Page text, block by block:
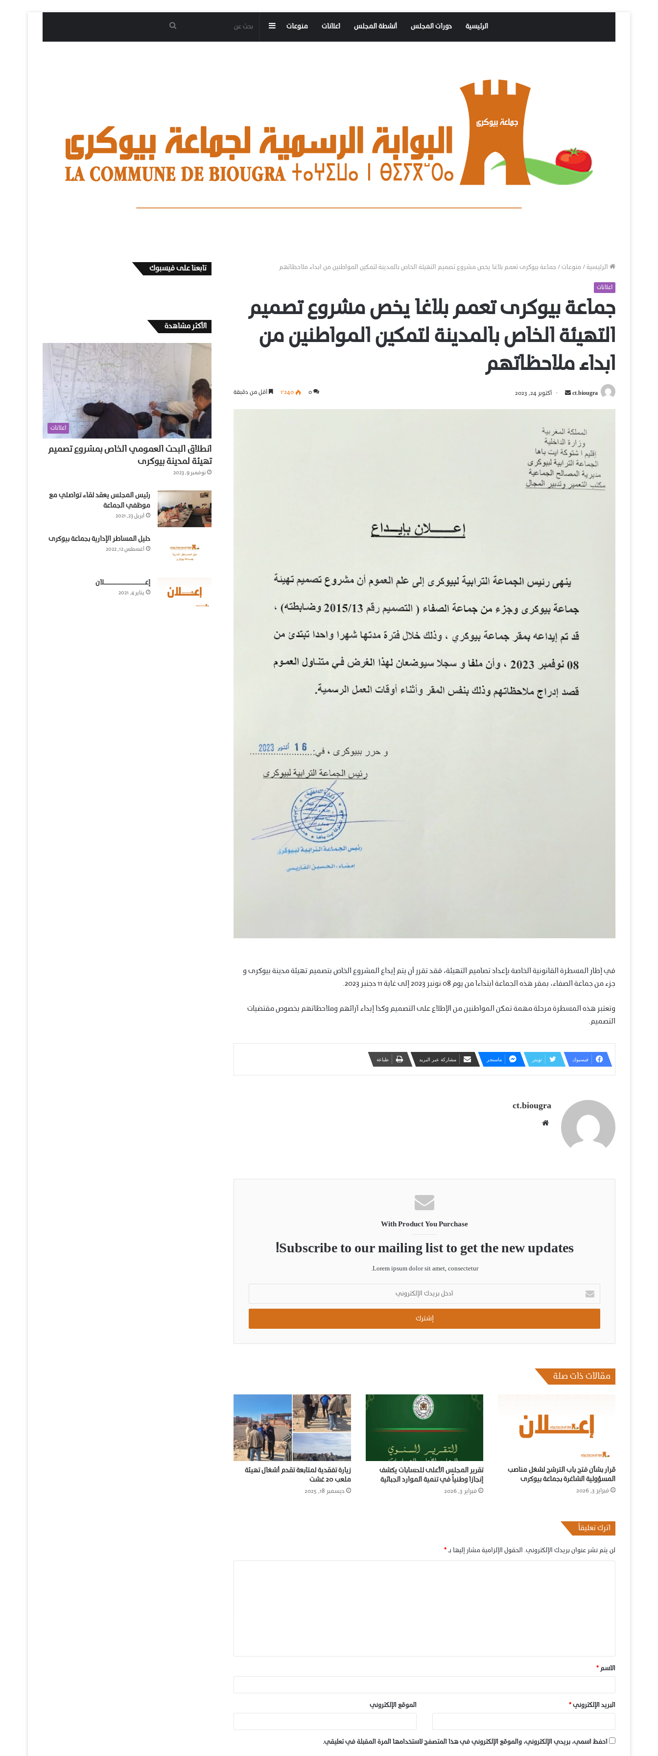
الرئيسية دورات المجلس أنشطة المجلس اعلانات منوعات بحث إضافة
الرئيسية / منوعات / جماعة بيوكرى تعمم بلاغا يخص مشروع تصميم التهيئة الخاص بالمدينة لتمكين المواطنين من ابداء ملاحظاتهم
اعلانات
جماعة بيوكرى تعمم بلاغا يخص مشروع تصميم
التهيئة الخاص بالمدينة لتمكين المواطنين من
ابداء ملاحظاتهم
ct.biougra
أرسل
أكتوبر 24, 2023 0 1٬240 أقل من دقيقة
في إطار المسطرة القانونية الخاصة بإعداد تصاميم التهيئة، فقد تقرر أن يتم إيداع المشروع الخاص بتصميم تهيئة مدينة بيوكرى و
جزء من جماعة الصفاء، بمقر هذه الجماعة ابتداءا من يوم 08 نونبر 2023 إلى غاية 11 دجنبر 2023.
وتعتبر هذه المسطرة مرحلة مهمة تمكن المواطنين من الإطلاع على التصميم وكذا إبداء آرائهم وملاحظاتهم بخصوص مقتضيات
التصميم.
فيسبوك تويتر ماسنجر مشاركة عبر البريد طباعة
ct.biougra
With Product You Purchase
Subscribe to our mailing list to get the new updates!
Lorem ipsum dolor sit amet, consectetur.
بريدك
الإلكتروني
مقالات ذات صلة
قرار بشأن فتح باب الترشح لشغل مناصب
المسؤولية الشاغرة بجماعة بيوكرى
فبراير 3, 2026
تقرير المجلس الأعلى للحسابات يكشف
إنجازا وطنياً في تنمية الموارد الجبائية
فبراير 3, 2026
زيارة تفقدية لمتابعة تقدم أشغال تهيئة
ملعب 20 غشت
ديسمبر 18, 2025
اترك تعليقاً
لن يتم نشر عنوان بريدك الإلكتروني. الحقول الإلزامية مشار إليها بـ *
الاسم *
البريد الإلكتروني * الموقع الإلكتروني
احفظ اسمي، بريدي الإلكتروني، والموقع الإلكتروني في هذا المتصفح لاستخدامها المرة المقبلة في تعليقي.
تابعنا على فيسبوك
الأكثر مشاهدة
اعلانات
انطلاق البحث العمومي الخاص بمشروع تصميم
تهيئة لمدينة بيوكرى
نوفمبر 9, 2023
رئيس المجلس يعقد لقاء تواصلي مع
موظفي الجماعة
أبريل 23, 2021
دليل المساطر الإدارية بجماعة بيوكرى
أغسطس 12, 2022
إعـــــــــــــــــــــلان
يناير 4, 2021